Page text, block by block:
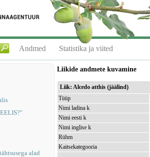
Andmed Statistika ja viited
alad
Liikide andmete kuvamine
Liik: Alcedo atthis (jäälind)
Tüüp
Nimi ladina k
Nimi eesti k
Nimi inglise k
Rühm
Kaitsekategooria